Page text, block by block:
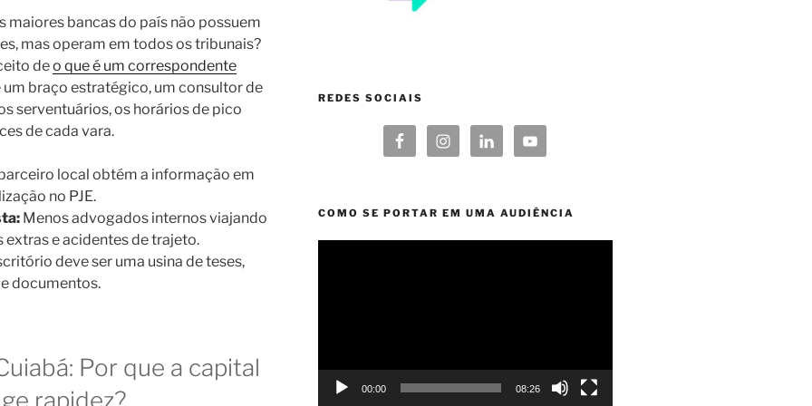
maiores bancas do país não possuem
mas operam em todos os tribunais?
deo que é um correspondente
braço estratégico, um consultor de
serventuários, os horários de pico
de cada vara.
local obtém a informação em
no PJE.
Menos advogados internos viajando
e acidentes de trajeto.
deve ser uma usina de teses,
documentos.
Por que a capital
rapidez?
REDES SOCIAIS
COMO SE PORTAR EM UMA AUDIÊNCIA
00:00 08:26